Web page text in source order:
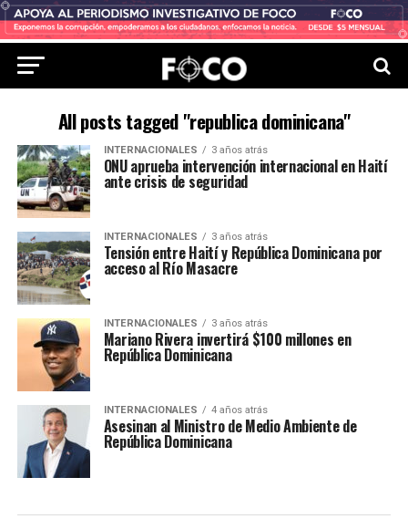
All posts tagged "republica dominicana"
INTERNACIONALES 3 años atrás
ONU aprueba intervención internacional en Haití
ante crisis de seguridad
INTERNACIONALES 3 años atrás
Tensión entre Haití y República Dominicana por
acceso al Río Masacre
INTERNACIONALES 3 años atrás
Mariano Rivera invertirá $100 millones en
República Dominicana
INTERNACIONALES 4 años atrás
Asesinan al Ministro de Medio Ambiente de
República Dominicana